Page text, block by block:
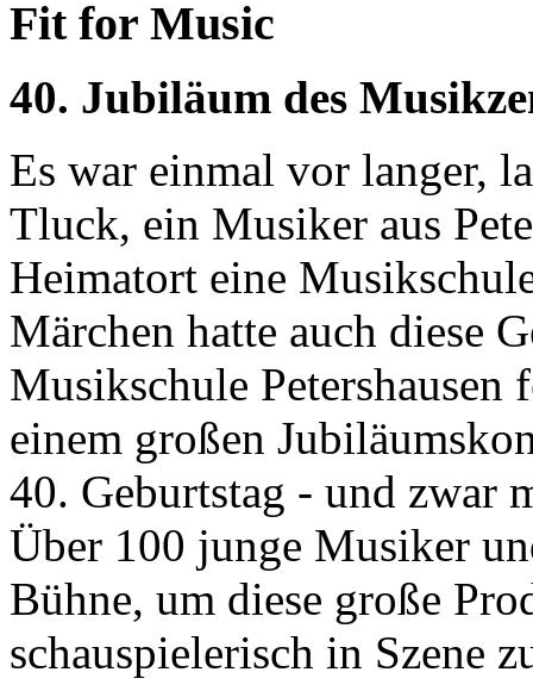
Fit for Music
40. Jubiläum des
Es war einmal vor langer,
Tluck, ein Musiker aus
Heimatort eine
Märchen hatte auch diese
Musikschule Petershausen
einem großen
40. Geburtstag - und
Über 100 junge Musiker
Bühne, um diese große
schauspielerisch in Szene